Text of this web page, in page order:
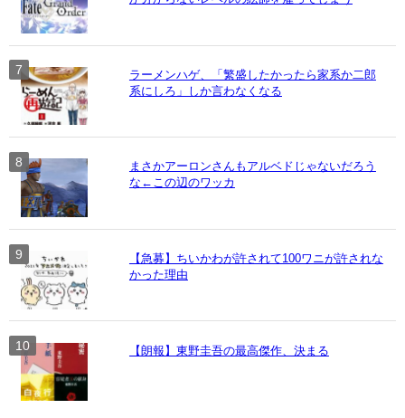
ラーメンハゲ、「繁盛したかったら家系か二郎
系にしろ」しか言わなくなる
まさかアーロンさんもアルベドじゃないだろう
な←この辺のワッカ
【急募】ちいかわが許されて100ワニが許されな
かった理由
【朗報】東野圭吾の最高傑作、決まる